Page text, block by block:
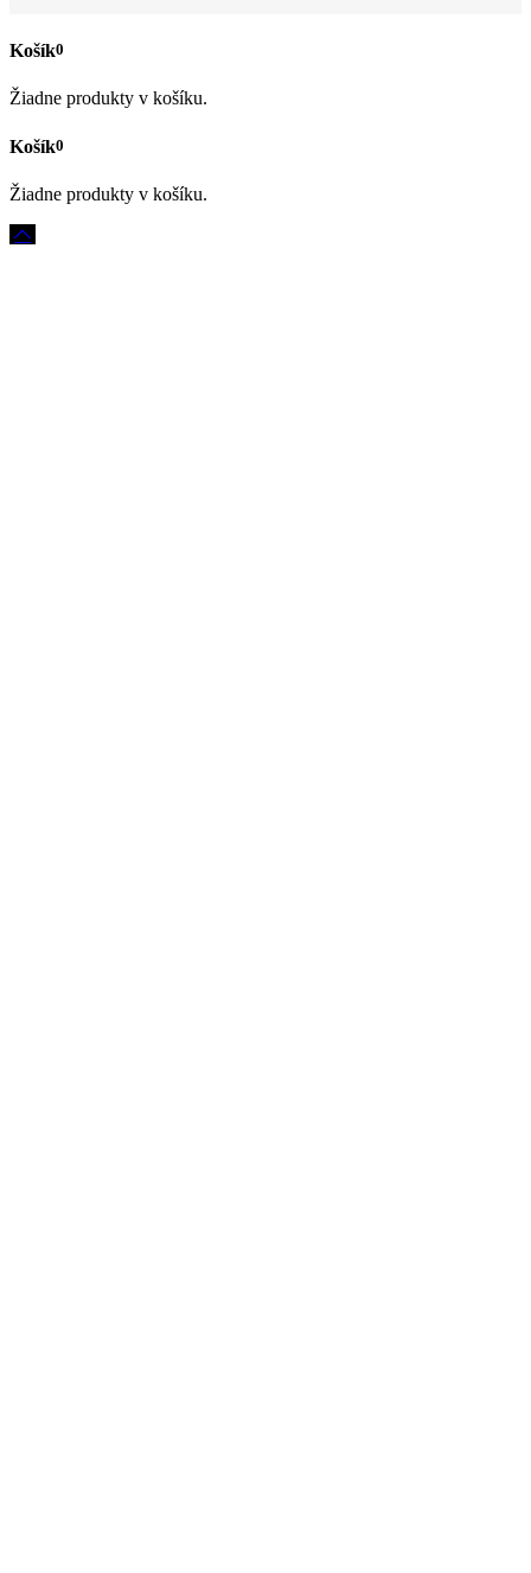
0
Žiadne produkty v košíku.
0
Žiadne produkty v košíku.